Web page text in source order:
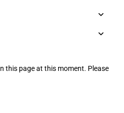
this page at this moment. Please